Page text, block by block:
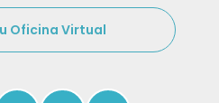
Oficina Virtual